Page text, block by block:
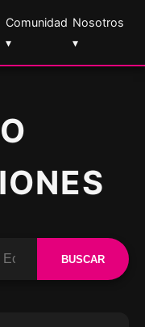
Comunidad
▾
Nosotros
▾
BUSCAR